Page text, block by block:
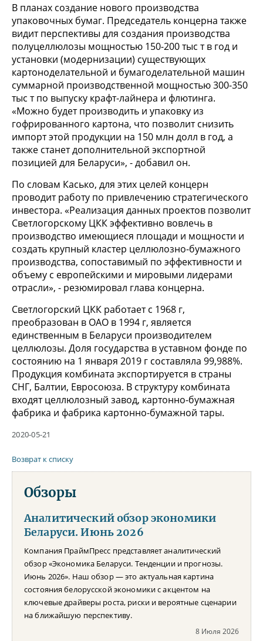
В планах создание нового производства
упаковочных бумаг. Председатель концерна также
видит перспективы для создания производства
полуцеллюлозы мощностью 150-200 тыс т в год и
установки (модернизации) существующих
картоноделательной и бумагоделательной машин
суммарной производственной мощностью 300-350
тыс т по выпуску крафт-лайнера и флютинга.
«Можно будет производить и упаковку из
гофрированного картона, что позволит снизить
импорт этой продукции на 150 млн долл в год, а
также станет дополнительной экспортной
позицией для Беларуси», - добавил он.
По словам Касько, для этих целей концерн
проводит работу по привлечению стратегического
инвестора. «Реализация данных проектов позволит
Светлогорскому ЦКК эффективно вовлечь в
производство имеющиеся площади и мощности и
создать крупный кластер целлюлозно-бумажного
производства, сопоставимый по эффективности и
объему с европейскими и мировыми лидерами
отрасли», - резюмировал глава концерна.
Светлогорский ЦКК работает с 1968 г,
преобразован в ОАО в 1994 г, является
единственным в Беларуси производителем
целлюлозы. Доля государства в уставном фонде по
состоянию на 1 января 2019 г составляла 99,988%.
Продукция комбината экспортируется в страны
СНГ, Балтии, Евросоюза. В структуру комбината
входят целлюлозный завод, картонно-бумажная
фабрика и фабрика картонно-бумажной тары.
2020-05-21
Возврат к списку
Обзоры
Аналитический обзор экономики
Беларуси. Июнь 2026
Компания ПраймПресс представляет аналитический
обзор «Экономика Беларуси. Тенденции и прогнозы.
Июнь 2026». Наш обзор — это актуальная картина
состояния белорусской экономики с акцентом на
ключевые драйверы роста, риски и вероятные сценарии
на ближайшую перспективу.
8 Июля 2026